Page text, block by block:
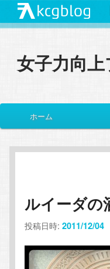
女子力向
イ
メ
イ
コ
ン
テ
サ
ブ
ン
テ
ン
ホーム
ルイーダの
投稿日時:2011/12/04